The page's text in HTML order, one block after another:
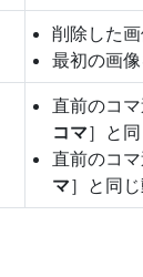
削除した
最初の画
直前のコ
コマ］と
直前のコ
マ］と同